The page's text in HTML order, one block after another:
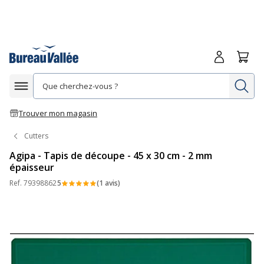
Afficher la navigation
Trouver mon magasin
Me
Cutters
Agipa - Tapis de découpe - 45 x 30 cm - 2 mm
épaisseur
Ref. 793988625 (1 avis)